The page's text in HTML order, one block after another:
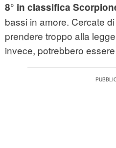
8° in classifica
bassi in amore. Cercate
prendere troppo alla
invece, potrebbero